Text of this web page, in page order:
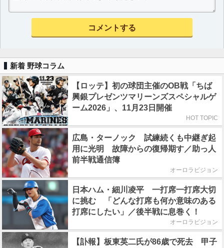
新着 野球コラム
【ロッテ】初の球団主催のOB戦「ちば
興銀プレゼンツマリーンズスペシャルゲ
ーム2026」、11月23日開催
HOT TOPIC
広島・ターノック 試練続くも中継ぎ起
用に光明 故障からの復帰期す／助っ人
前半戦通信簿
オーロラビジョン
日本ハム・細川凌平 一打席一打席大切
に挑む 「どんな打席も何か意味のある
打席にしたい」／後半戦に息巻く！
オーロラビジョン
【訃報】板東英二氏が86歳で死去 甲子